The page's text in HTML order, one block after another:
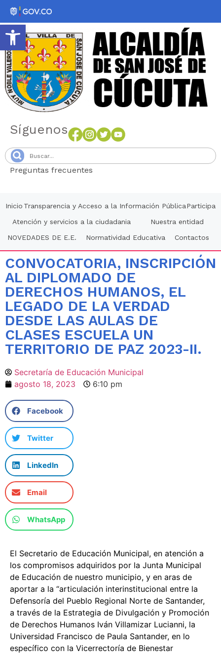
Abrir barra de herramientas
Síguenos
Preguntas frecuentes
Inicio Transparencia y Acceso a la Información PúblicaParticipa
Atención y servicios a la ciudadania
Nuestra entidad
NOVEDADES DE E.E.
Normatividad Educativa Contactos
CONVOCATORIA, INSCRIPCIÓN
AL DIPLOMADO DE
DERECHOS HUMANOS, EL
LEGADO DE LA VERDAD
DESDE LAS AULAS DE
CLASES ESCUELA UN
TERRITORIO DE PAZ 2023-II.
Secretaría de Educación Municipal
agosto 18, 2023
6:10 pm
Facebook
Twitter
LinkedIn
Email
WhatsApp
El Secretario de Educación Municipal, en atención a
los compromisos adquiridos por la Junta Municipal
de Educación de nuestro municipio, y en aras de
aportar a la “articulación interinstitucional entre la
Defensoría del Pueblo Regional Norte de Santander,
a través de la Estrategia de Divulgación y Promoción
de Derechos Humanos Iván Villamizar Lucianni, la
Universidad Francisco de Paula Santander, en lo
específico con la Vicerrectoría de Bienestar